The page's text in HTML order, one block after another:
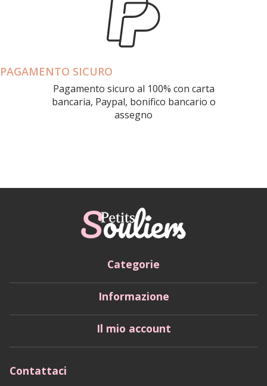
PAGAMENTO SICURO
Pagamento sicuro al 100% con carta
bancaria, Paypal, bonifico bancario o
assegno
Categorie
Informazione
Il mio account
Contattaci